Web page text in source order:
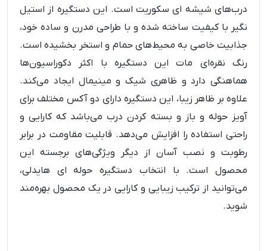
درب‌های شیشه ای سکوریت است. این دستگیره از استیل
نگیر با کیفیت ساخته شده و با طراحی مدرن و ساده خود،
جذابیت خاصی به محیط‌های حمام و استخر بخشیده است.
رنگ نقره‌ای مات این دستگیره با اکثر دکوراسیون‌ها
هماهنگی دارد و ظاهری شیک و مینیمال ایجاد می‌کند.
علاوه بر ظاهر زیبا، این دستگیره دارای دو آکس مختلف برای
آویز حوله و باز و بسته کردن درب می‌باشد که کارایی و
راحتی استفاده را افزایش می‌دهد. قابلیت مقاومت در برابر
رطوبت و نصب آسان از دیگر ویژگی‌های برجسته این
محصول است. با انتخاب دستگیره حوله ای هایدلی،
می‌توانید از ترکیب زیبایی و کارایی در یک محصول بهره‌مند
شوید.